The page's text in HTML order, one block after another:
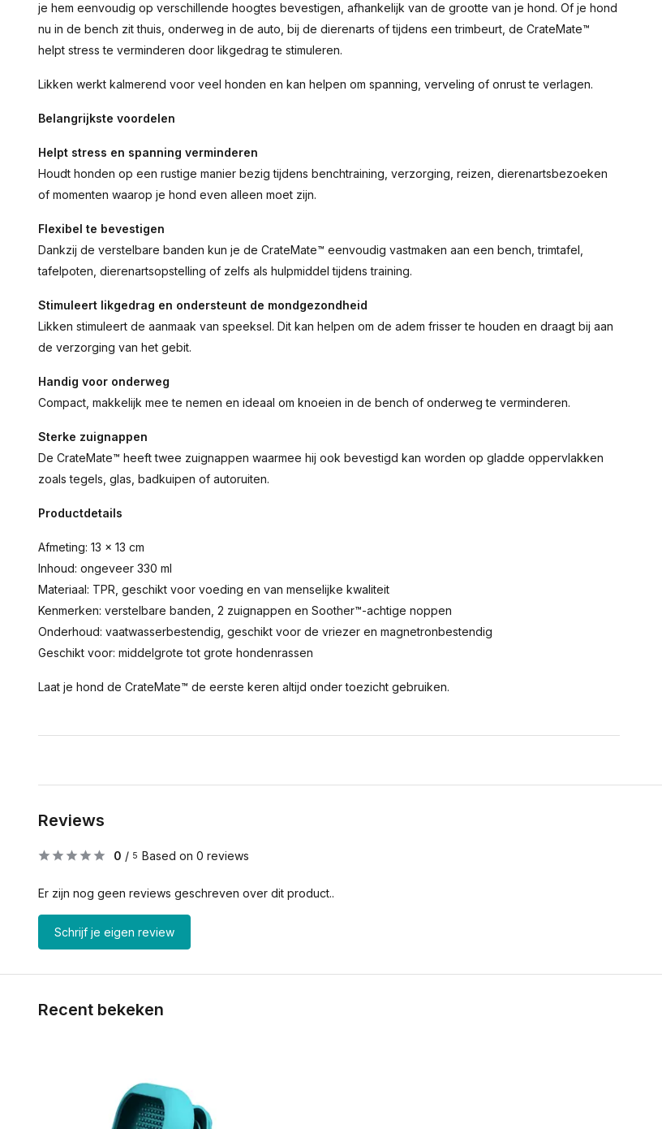
je hem eenvoudig op verschillende hoogtes bevestigen, afhankelijk van de grootte van je hond. Of je hond
nu in de bench zit thuis, onderweg in de auto, bij de dierenarts of tijdens een trimbeurt, de CrateMate™
helpt stress te verminderen door likgedrag te stimuleren.
Likken werkt kalmerend voor veel honden en kan helpen om spanning, verveling of onrust te verlagen.
Belangrijkste voordelen
Helpt stress en spanning verminderen
Houdt honden op een rustige manier bezig tijdens benchtraining, verzorging, reizen, dierenartsbezoeken
of momenten waarop je hond even alleen moet zijn.
Flexibel te bevestigen
Dankzij de verstelbare banden kun je de CrateMate™ eenvoudig vastmaken aan een bench, trimtafel,
tafelpoten, dierenartsopstelling of zelfs als hulpmiddel tijdens training.
Stimuleert likgedrag en ondersteunt de mondgezondheid
Likken stimuleert de aanmaak van speeksel. Dit kan helpen om de adem frisser te houden en draagt bij aan
de verzorging van het gebit.
Handig voor onderweg
Compact, makkelijk mee te nemen en ideaal om knoeien in de bench of onderweg te verminderen.
Sterke zuignappen
De CrateMate™ heeft twee zuignappen waarmee hij ook bevestigd kan worden op gladde oppervlakken
zoals tegels, glas, badkuipen of autoruiten.
Productdetails
Afmeting: 13 x 13 cm
Inhoud: ongeveer 330 ml
Materiaal: TPR, geschikt voor voeding en van menselijke kwaliteit
Kenmerken: verstelbare banden, 2 zuignappen en Soother™-achtige noppen
Onderhoud: vaatwasserbestendig, geschikt voor de vriezer en magnetronbestendig
Geschikt voor: middelgrote tot grote hondenrassen
Laat je hond de CrateMate™ de eerste keren altijd onder toezicht gebruiken.
Reviews
0 / 5 Based on 0 reviews
Er zijn nog geen reviews geschreven over dit product..
Schrijf je eigen review
Recent bekeken